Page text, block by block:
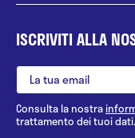
ISCRIVITI ALLA
Consulta la nostra
trattamento dei tuoi dati.